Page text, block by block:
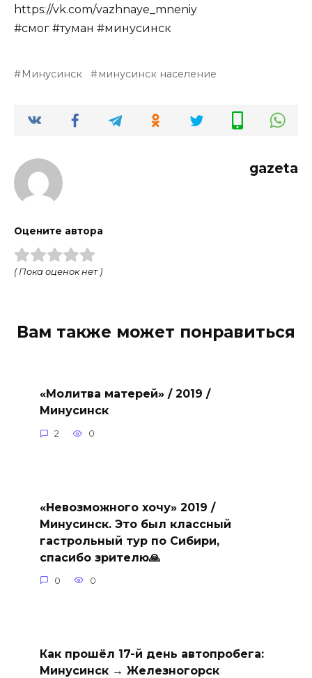
https://vk.com/vazhnaye_mneniy
#смог #туман #минусинск
Минусинск минусинск население
gazeta
Оцените автора
( Пока оценок нет )
Вам также может понравиться
«Молитва матерей» / 2019 /
Минусинск
2 0
«Невозможного хочу» 2019 /
Минусинск. Это был классный
гастрольный тур по Сибири,
спасибо зрителю🙏
0 0
Как прошёл 17-й день автопробега:
Минусинск → Железногорск